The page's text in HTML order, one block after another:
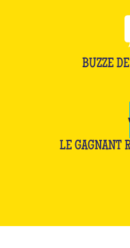
BUZZE DE
LE GAGNANT